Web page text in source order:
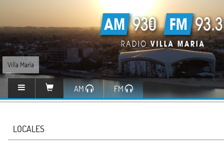
Villa María
AM FM
LOCALES